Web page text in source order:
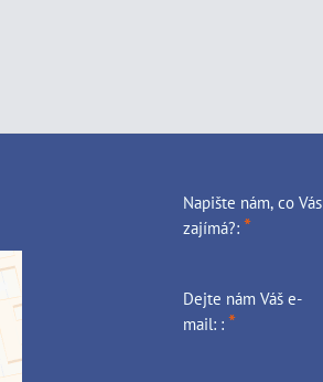
Napište nám, co Vás
zajímá?: *
Dejte nám Váš e-
mail: : *